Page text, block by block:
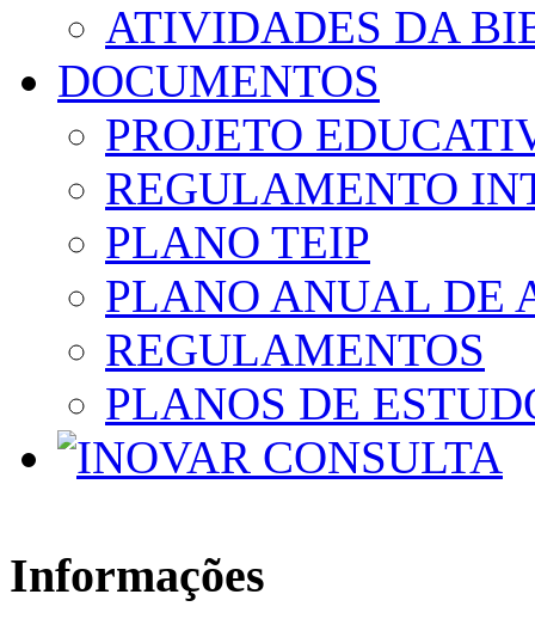
ATIVIDADES DA
DOCUMENTOS
PROJETO
REGULAMENTO
PLANO TEIP
PLANO ANUAL DE
REGULAMENTOS
PLANOS DE
Informações